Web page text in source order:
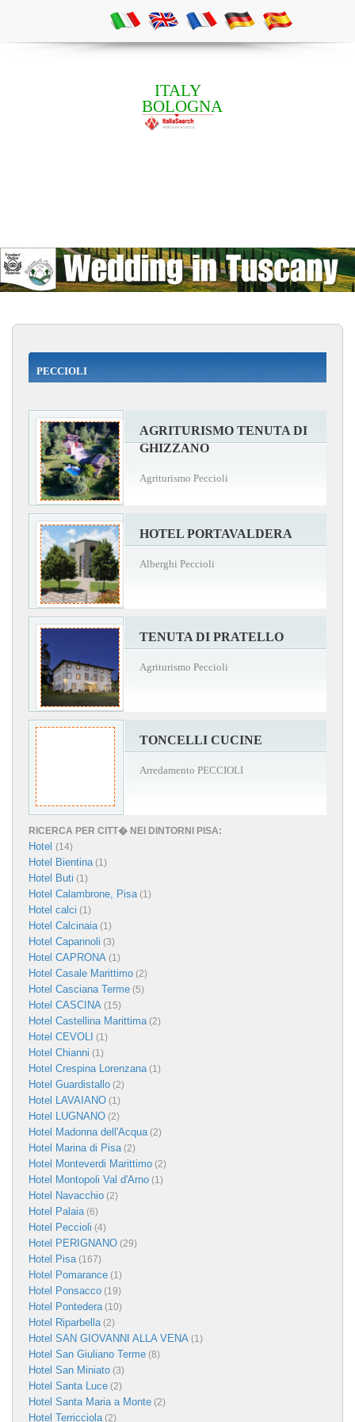
ITALY
BOLOGNA
PECCIOLI
AGRITURISMO TENUTA DI
GHIZZANO
Agriturismo Peccioli
HOTEL PORTAVALDERA
Alberghi Peccioli
TENUTA DI PRATELLO
Agriturismo Peccioli
TONCELLI CUCINE
Arredamento PECCIOLI
RICERCA PER CITT� NEI DINTORNI PISA:
Hotel (14)
Hotel Bientina(1)
Hotel Buti (1)
Hotel Calambrone, Pisa(1)
Hotel calci (1)
Hotel Calcinaia(1)
Hotel Capannoli (3)
Hotel CAPRONA (1)
Hotel Casale Marittimo (2)
Hotel Casciana Terme (5)
Hotel CASCINA (15)
Hotel Castellina Marittima(2)
Hotel CEVOLI (1)
Hotel Chianni (1)
Hotel Crespina Lorenzana(1)
Hotel Guardistallo (2)
Hotel LAVAIANO (1)
Hotel LUGNANO (2)
Hotel Madonna dell'Acqua(2)
Hotel Marina di Pisa(2)
Hotel Monteverdi Marittimo (2)
Hotel Montopoli Val d'Arno (1)
Hotel Navacchio (2)
Hotel Palaia(6)
Hotel Peccioli (4)
Hotel PERIGNANO (29)
Hotel Pisa(167)
Hotel Pomarance (1)
Hotel Ponsacco (19)
Hotel Pontedera(10)
Hotel Riparbella(2)
Hotel SAN GIOVANNI ALLA VENA (1)
Hotel San Giuliano Terme (8)
Hotel San Miniato (3)
Hotel Santa Luce (2)
Hotel Santa Maria a Monte (2)
Hotel Terricciola(2)